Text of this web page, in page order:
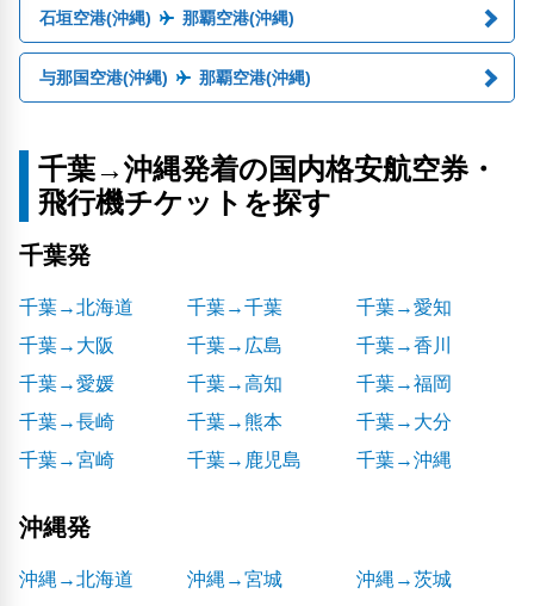
石垣空港(沖縄) 那覇空港(沖縄)
与那国空港(沖縄) 那覇空港(沖縄)
千葉→沖縄発着の国内格安航空券・
飛行機チケットを探す
千葉発
千葉→北海道 千葉→千葉
千葉→愛知
千葉→大阪
千葉→広島
千葉→香川
千葉→愛媛
千葉→高知
千葉→福岡
千葉→長崎
千葉→熊本
千葉→大分
千葉→宮崎
千葉→鹿児島 千葉→沖縄
沖縄発
沖縄→北海道 沖縄→宮城
沖縄→茨城